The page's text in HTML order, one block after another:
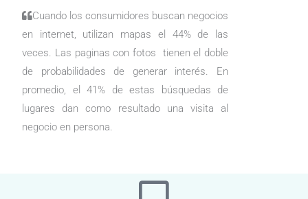
Cuando los consumidores buscan negocios
en internet, utilizan mapas el 44% de las
veces. Las paginas con fotos tienen el doble
de probabilidades de generar interés. En
promedio, el 41% de estas búsquedas de
lugares dan como resultado una visita al
negocio en persona.